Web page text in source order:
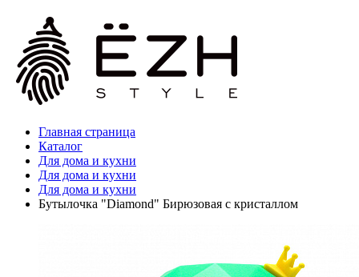
Главная страница
Каталог
Для дома и кухни
Для дома и кухни
Для дома и кухни
Бутылочка "Diamond" Бирюзовая с кристаллом